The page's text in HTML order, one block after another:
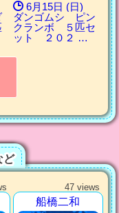
6月15日 (日)
ダンゴムシ ピン
クランボ ５匹セ
ット ２０２ …
ど
47 views
船橋二和